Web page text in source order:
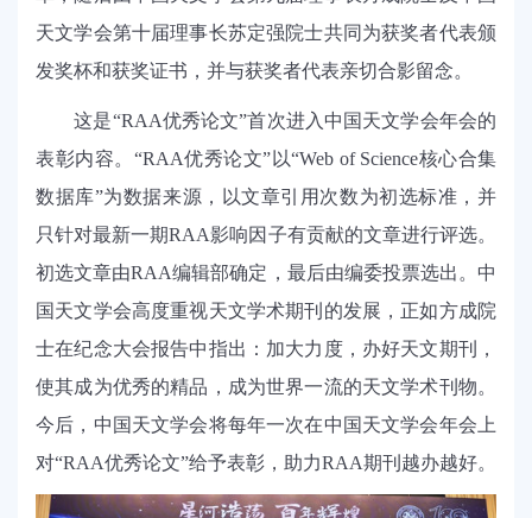
天文学会第十届理事长苏定强院士共同为获奖者代表颁
发奖杯和获奖证书，并与获奖者代表亲切合影留念。
这是“RAA优秀论文”首次进入中国天文学会年会的
表彰内容。“RAA优秀论文”以“Web of Science核心合集
数据库”为数据来源，以文章引用次数为初选标准，并
只针对最新一期RAA影响因子有贡献的文章进行评选。
初选文章由RAA编辑部确定，最后由编委投票选出。中
国天文学会高度重视天文学术期刊的发展，正如方成院
士在纪念大会报告中指出：加大力度，办好天文期刊，
使其成为优秀的精品，成为世界一流的天文学术刊物。
今后，中国天文学会将每年一次在中国天文学会年会上
对“RAA优秀论文”给予表彰，助力RAA期刊越办越好。